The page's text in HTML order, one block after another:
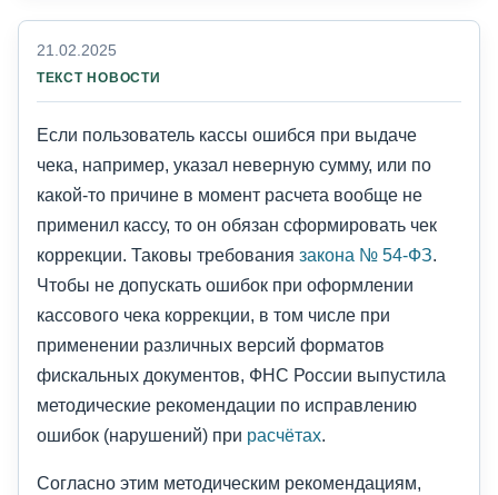
21.02.2025
ТЕКСТ НОВОСТИ
Если пользователь кассы ошибся при выдаче
чека, например, указал неверную сумму, или по
какой-то причине в момент расчета вообще не
применил кассу, то он обязан сформировать чек
коррекции. Таковы требования закона № 54-ФЗ.
Чтобы не допускать ошибок при оформлении
кассового чека коррекции, в том числе при
применении различных версий форматов
фискальных документов, ФНС России выпустила
методические рекомендации по исправлению
ошибок (нарушений) при расчётах.
Согласно этим методическим рекомендациям,